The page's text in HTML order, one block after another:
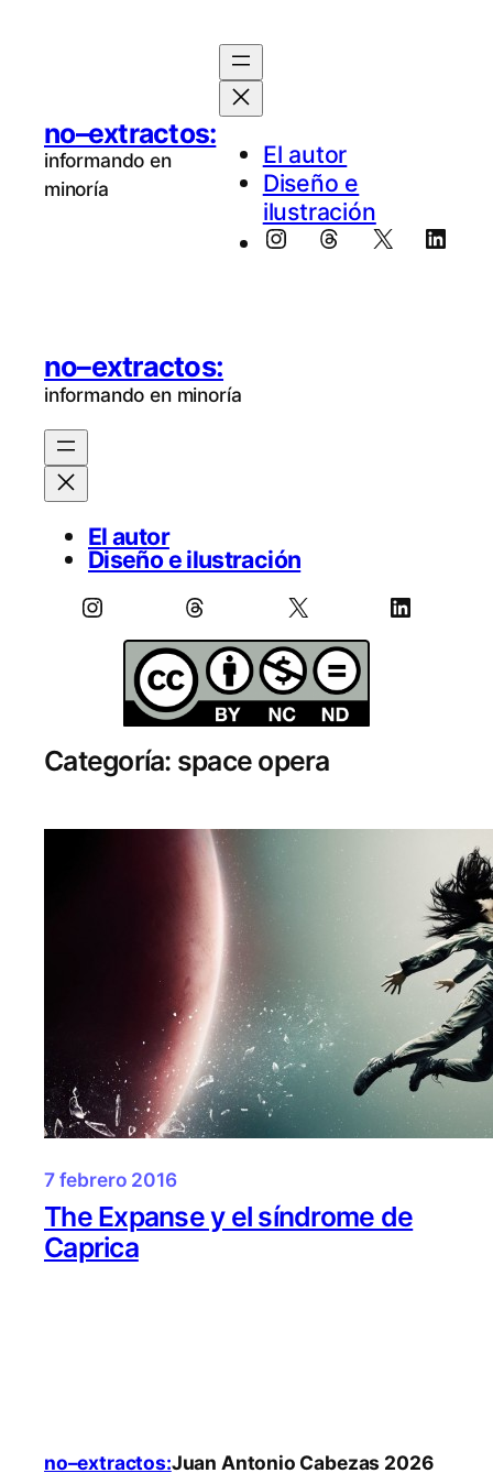
no–extractos:
informando en
minoría
El au­tor
Diseño e
ilustración
Instagram
Threads
X
no–extractos:
informando en minoría
El autor
Diseño e ilustración
Instagram Threads X LinkedIn
Categoría: space opera
7 febrero 2016
The Expanse y el síndrome de
Caprica
no–extractos:Juan Antonio Cabezas 2026